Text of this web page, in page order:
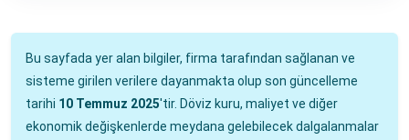
Bu sayfada yer alan bilgiler, firma tarafından sağlanan ve
sisteme girilen verilere dayanmakta olup son güncelleme
tarihi 10 Temmuz 2025'tir. Döviz kuru, maliyet ve diğer
ekonomik değişkenlerde meydana gelebilecek dalgalanmalar